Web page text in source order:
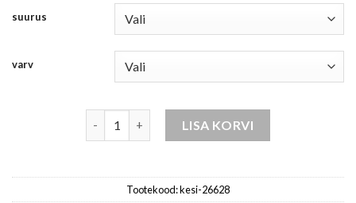
suurus
varv
LISA KORVI
Tootekood:kesi-26628